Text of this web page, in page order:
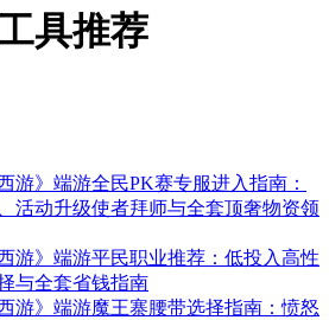
具推荐
游》端游全民PK赛专服进入指南：
活动升级使者拜师与全套顶奢物资领
游》端游平民职业推荐：低投入高性
与全套省钱指南
游》端游魔王寨腰带选择指南：愤怒